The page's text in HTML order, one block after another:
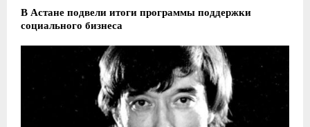
В Астане подвели итоги программы поддержки
социального бизнеса